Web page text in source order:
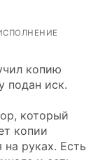
копию
подан иск.
который
копии
руках. Есть